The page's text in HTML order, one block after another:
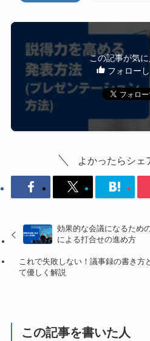
この記事が気
フォロー
よかったらシェ
効果的な会議になるため
による打合せの進め方
これで失敗しない！議事録の書き方
て優しく解説
この記事を書いた人